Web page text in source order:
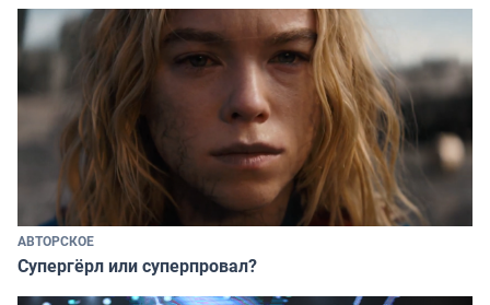
АВТОРСКОЕ
Супергёрл или суперпровал?